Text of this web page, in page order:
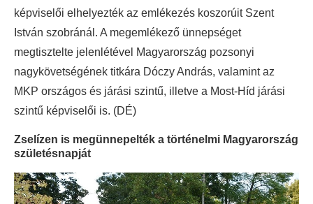
képviselői elhelyezték az emlékezés koszorúit Szent
István szobránál. A megemlékező ünnepséget
megtisztelte jelenlétével Magyarország pozsonyi
nagykövetségének titkára Dóczy András, valamint az
MKP országos és járási szintű, illetve a Most-Híd járási
szintű képviselői is. (DÉ)
Zselízen is megünnepelték a történelmi Magyarország
születésnapját